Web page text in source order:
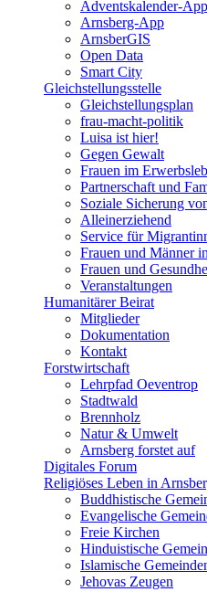
Adventskalender-App
Arnsberg-App
ArnsberGIS
Open Data
Smart City
Gleichstellungsstelle
Gleichstellungsplan
frau-macht-politik
Luisa ist hier!
Gegen Gewalt
Frauen im
Partnerschaft und
Soziale Sicherung
Alleinerziehend
Service für
Frauen und Männer
Frauen und
Veranstaltungen
Humanitärer Beirat
Mitglieder
Dokumentation
Kontakt
Forstwirtschaft
Lehrpfad Oeventrop
Stadtwald
Brennholz
Natur & Umwelt
Arnsberg forstet auf
Digitales Forum
Religiöses Leben in
Buddhistische
Evangelische
Freie Kirchen
Hinduistische
Islamische
Jehovas Zeugen